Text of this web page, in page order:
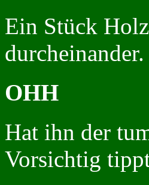
Ein Stück
OHH
Hat ihn der
Vorsichtig